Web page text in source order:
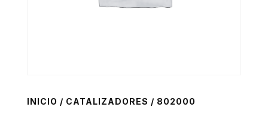
INICIO / CATALIZADORES / 802000